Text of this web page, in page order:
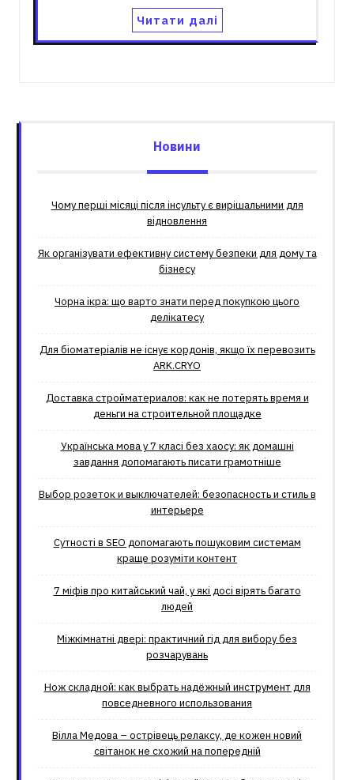
Читати далі
Новини
Чому перші місяці після інсульту є вирішальними для
відновлення
Як організувати ефективну систему безпеки для дому та
бізнесу
Чорна ікра: що варто знати перед покупкою цього
делікатесу
Для біоматеріалів не існує кордонів, якщо їх перевозить
ARK.CRYO
Доставка стройматериалов: как не потерять время и
деньги на строительной площадке
Українська мова у 7 класі без хаосу: як домашні
завдання допомагають писати грамотніше
Выбор розеток и выключателей: безопасность и стиль в
интерьере
Сутності в SEO допомагають пошуковим системам
краще розуміти контент
7 міфів про китайський чай, у які досі вірять багато
людей
Міжкімнатні двері: практичний гід для вибору без
розчарувань
Нож складной: как выбрать надёжный инструмент для
повседневного использования
Вілла Медова – острівець релаксу, де кожен новий
світанок не схожий на попередній